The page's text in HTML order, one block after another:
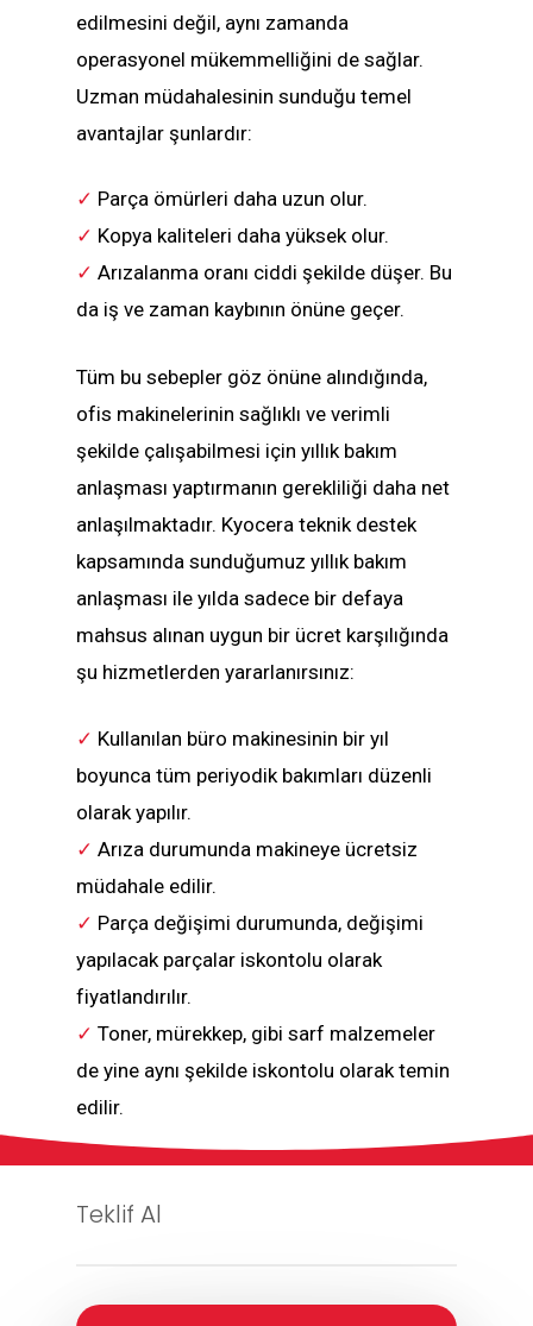
edilmesini değil, aynı zamanda
operasyonel mükemmelliğini de sağlar.
Uzman müdahalesinin sunduğu temel
avantajlar şunlardır:
✓ Parça ömürleri daha uzun olur.
✓ Kopya kaliteleri daha yüksek olur.
✓ Arızalanma oranı ciddi şekilde düşer. Bu
da iş ve zaman kaybının önüne geçer.
Tüm bu sebepler göz önüne alındığında,
ofis makinelerinin sağlıklı ve verimli
şekilde çalışabilmesi için yıllık bakım
anlaşması yaptırmanın gerekliliği daha net
anlaşılmaktadır. Kyocera teknik destek
kapsamında sunduğumuz yıllık bakım
anlaşması ile yılda sadece bir defaya
mahsus alınan uygun bir ücret karşılığında
şu hizmetlerden yararlanırsınız:
✓ Kullanılan büro makinesinin bir yıl
boyunca tüm periyodik bakımları düzenli
olarak yapılır.
✓ Arıza durumunda makineye ücretsiz
müdahale edilir.
✓ Parça değişimi durumunda, değişimi
yapılacak parçalar iskontolu olarak
fiyatlandırılır.
✓ Toner, mürekkep, gibi sarf malzemeler
de yine aynı şekilde iskontolu olarak temin
edilir.
Teklif Al